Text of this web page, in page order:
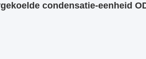
condensatie-eenheid